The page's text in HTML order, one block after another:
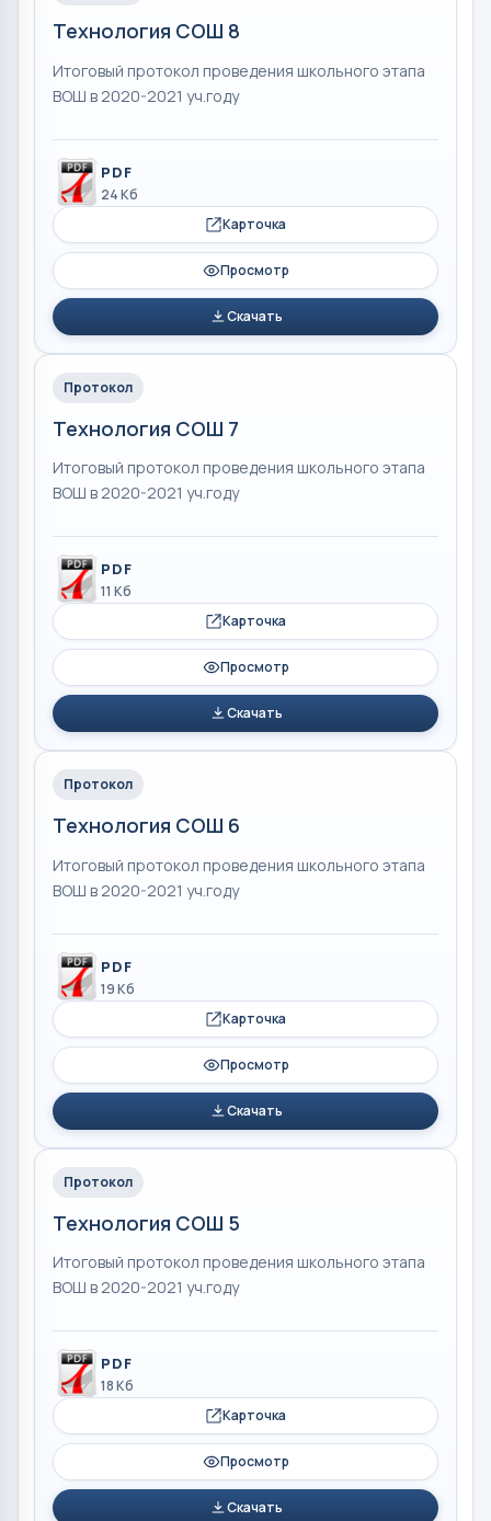
Технология СОШ 8
Итоговый протокол проведения школьного этапа
ВОШ в 2020-2021 уч.году
PDF
24 Кб
Карточка
Просмотр
Скачать
Протокол
Технология СОШ 7
Итоговый протокол проведения школьного этапа
ВОШ в 2020-2021 уч.году
PDF
11 Кб
Карточка
Просмотр
Скачать
Протокол
Технология СОШ 6
Итоговый протокол проведения школьного этапа
ВОШ в 2020-2021 уч.году
PDF
19 Кб
Карточка
Просмотр
Скачать
Протокол
Технология СОШ 5
Итоговый протокол проведения школьного этапа
ВОШ в 2020-2021 уч.году
PDF
18 Кб
Карточка
Просмотр
Скачать